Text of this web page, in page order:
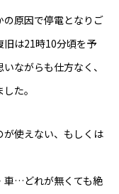
原因で停電となりご
旧は21時10分頃を予
ながらも仕方なく、
た。
使えない、もしくは
車…どれが無くても絶